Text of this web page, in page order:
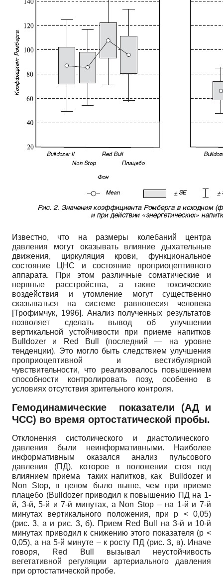
Известно, что на размеры колебаний центра
давления могут оказывать влияние дыхательные
движения, циркуляция крови, функциональное
состояние ЦНС и состояние проприоцептивного
аппарата. При этом различные соматические и
нервные расстройства, а также токсические
воздействия и утомление могут существенно
сказываться на системе равновесия человека
[Трофимчук, 1996]. Анализ полученных результатов
позволяет сделать вывод об улучшении
вертикальной устойчивости при приеме напитков
Bulldozer и Red Bull (последний — на уровне
тенденции). Это могло быть следствием улучшения
проприоцептивной и вестибулярной
чувствительности, что реализовалось повышением
способности контролировать позу, особенно в
условиях отсутствия зрительного контроля.
Гемодинамические показатели (АД и
ЧСС) во время ортостатической пробы.
Отклонения систолического и диастолического
давления были неинформативными. Наиболее
информативным оказался анализ пульсового
давления (ПД), которое в положении стоя под
влиянием приема таких напитков, как Bulldozer и
Non Stop, в целом было выше, чем при приеме
плацебо (Bulldozer приводил к повышению ПД на 1-
й, 3-й, 5-й и 7-й минутах, а Non Stop – на 1-й и 7-й
минутах вертикального положения, при p < 0,05)
(рис. 3, а и рис. 3, б). Прием Red Bull на 3-й и 10-й
минутах приводил к снижению этого показателя (p <
0,05), а на 5-й минуте – к росту ПД (рис. 3, в). Иначе
говоря, Red Bull вызывал неустойчивость
вегетативной регуляции артериального давления
при ортостатической пробе.